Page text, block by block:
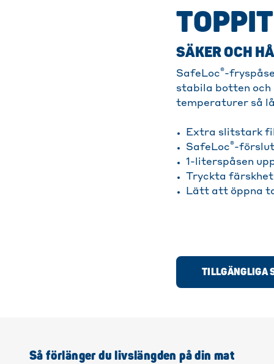
SÄKER OCH
SafeLoc®-
stabila botten och
temperaturer så
Extra slitstark
SafeLoc®-
1-literspåsen
Tryckta
Lätt att öppna
TILLGÄNGLIGA
Så förlänger du livslängden på din mat